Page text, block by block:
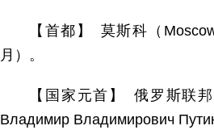
【首都】 莫斯科（
月）。
【国家元首】 俄罗斯联
Владимир Владимирович Путин